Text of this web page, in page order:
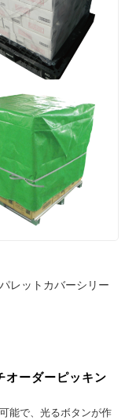
レットカバーシリー
オーダーピッキン
能で、光るボタンが作